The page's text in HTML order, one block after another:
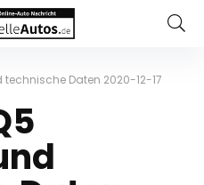
technische Daten 2020-12-17